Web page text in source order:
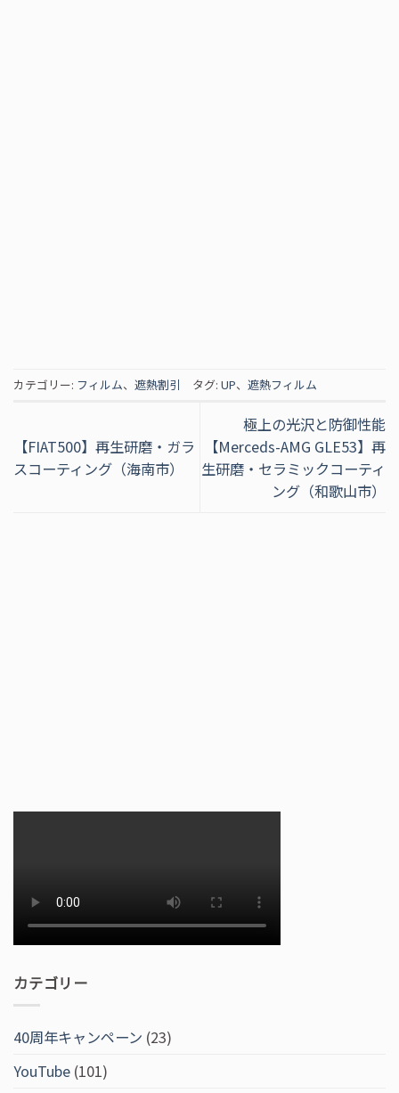
カテゴリー: フィルム、 遮熱割引 タグ: UP、 遮熱フィルム
【FIAT500】再生研磨・ガラ
スコーティング（海南市）
極上の光沢と防御性能
【Merceds-AMG GLE53】再
生研磨・セラミックコーティ
ング（和歌山市）
カテゴリー
40周年キャンペーン (23)
YouTube (101)